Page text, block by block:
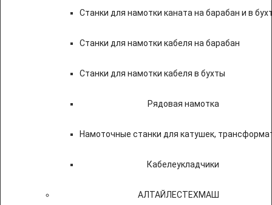
Станки для намотки каната на барабан и в
Станки для намотки кабеля на барабан
Станки для намотки кабеля в бухты
Рядовая намотка
Намоточные станки для катушек,
Кабелеукладчики
АЛТАЙЛЕСТЕХМАШ